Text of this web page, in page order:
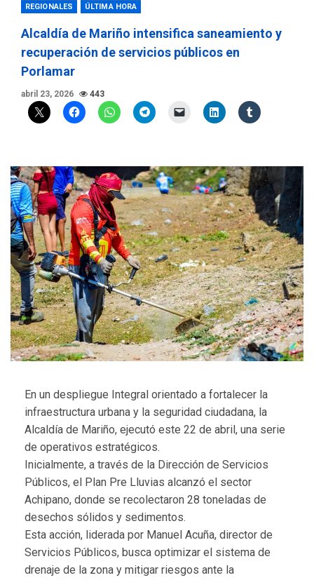
REGIONALES ÚLTIMA HORA
Alcaldía de Mariño intensifica saneamiento y
recuperación de servicios públicos en
Porlamar
abril 23, 2026 443
En un despliegue Integral orientado a fortalecer la
infraestructura urbana y la seguridad ciudadana, la
Alcaldía de Mariño, ejecutó este 22 de abril, una serie
de operativos estratégicos.
Inicialmente, a través de la Dirección de Servicios
Públicos, el Plan Pre Lluvias alcanzó el sector
Achipano, donde se recolectaron 28 toneladas de
desechos sólidos y sedimentos.
Esta acción, liderada por Manuel Acuña, director de
Servicios Públicos, busca optimizar el sistema de
drenaje de la zona y mitigar riesgos ante la